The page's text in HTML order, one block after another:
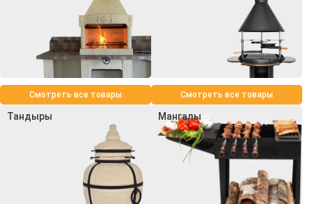
Смотреть все товары Смотреть все товары
Тандыры Мангалы